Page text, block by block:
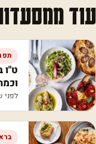
עוד
לפני